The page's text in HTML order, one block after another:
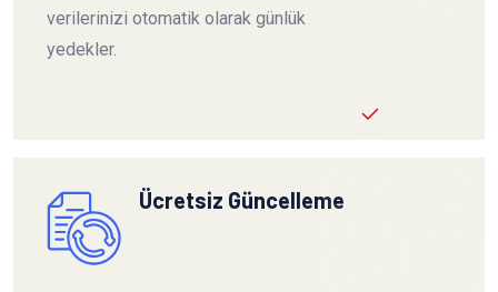
verilerinizi otomatik olarak günlük
yedekler.
Ücretsiz Güncelleme